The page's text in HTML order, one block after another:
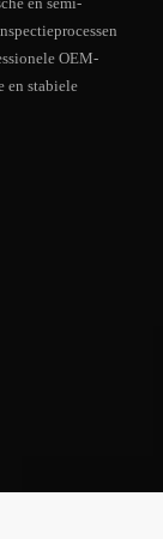
OEM-
en stabiele